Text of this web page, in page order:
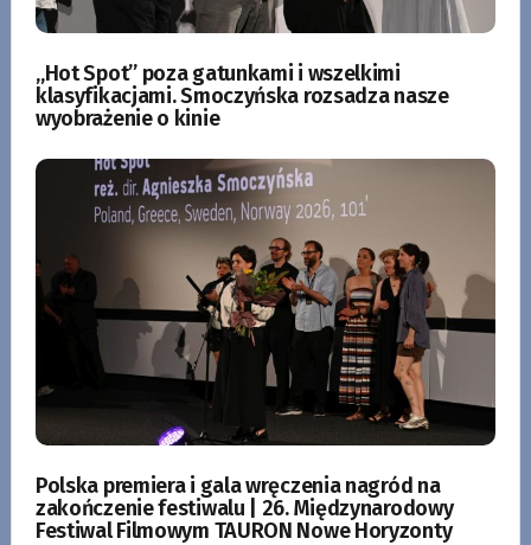
„Hot Spot” poza gatunkami i wszelkimi
klasyfikacjami. Smoczyńska rozsadza nasze
wyobrażenie o kinie
Polska premiera i gala wręczenia nagród na
zakończenie festiwalu | 26. Międzynarodowy
Festiwal Filmowym TAURON Nowe Horyzonty